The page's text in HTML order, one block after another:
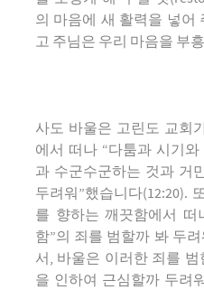
의 마음에 새 활력을 넣어
고 주님은 우리 마음을 부
사도 바울은 고린도 교회
에서 떠나 “다툼과 시기
과 수군수군하는 것과 거
두려워”했습니다(12:20).
를 향하는 깨끗함에서 떠
함”의 죄를 범할까 봐 두
서, 바울은 이러한 죄를
을 인하여 근심할까 두려